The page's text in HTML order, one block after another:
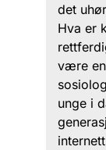
det
Hva er
være en
unge i